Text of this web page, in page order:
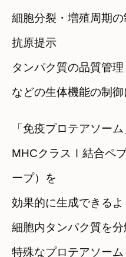
細胞分裂・増殖周期の
抗原提示
タンパク質の品質管理
などの生体機能の制
「免疫プロテアソー
MHCクラスⅠ結合ペ
ープ）を
効果的に生成できる
細胞内タンパク質を
特殊なプロテアソーム